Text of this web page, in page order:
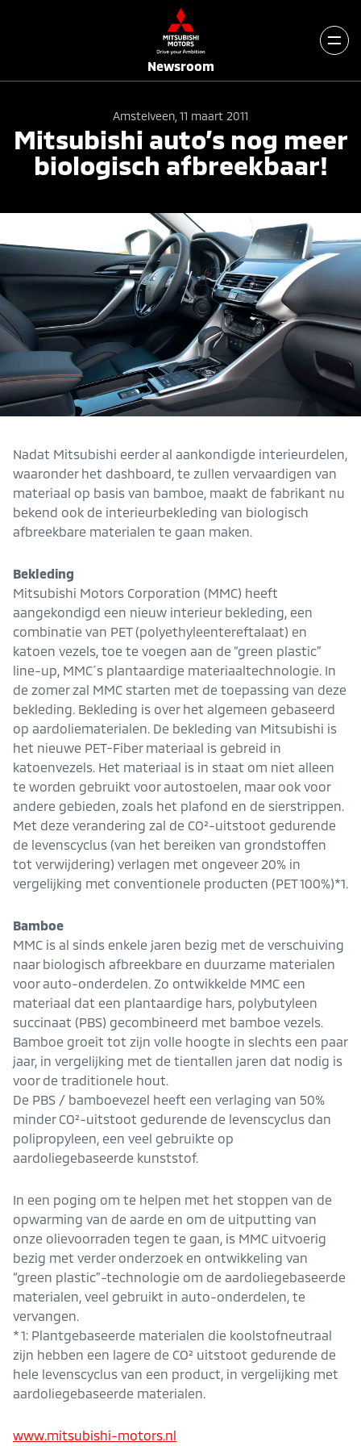
Newsroom
Amstelveen, 11 maart 2011
Mitsubishi auto’s nog meer
biologisch afbreekbaar!
Nadat Mitsubishi eerder al aankondigde interieurdelen,
waaronder het dashboard, te zullen vervaardigen van
materiaal op basis van bamboe, maakt de fabrikant nu
bekend ook de interieurbekleding van biologisch
afbreekbare materialen te gaan maken.
Bekleding
Mitsubishi Motors Corporation (MMC) heeft
aangekondigd een nieuw interieur bekleding, een
combinatie van PET (polyethyleentereftalaat) en
katoen vezels, toe te voegen aan de “green plastic”
line-up, MMC´s plantaardige materiaaltechnologie. In
de zomer zal MMC starten met de toepassing van deze
bekleding. Bekleding is over het algemeen gebaseerd
op aardoliematerialen. De bekleding van Mitsubishi is
het nieuwe PET-Fiber materiaal is gebreid in
katoenvezels. Het materiaal is in staat om niet alleen
te worden gebruikt voor autostoelen, maar ook voor
andere gebieden, zoals het plafond en de sierstrippen.
Met deze verandering zal de CO²-uitstoot gedurende
de levenscyclus (van het bereiken van grondstoffen
tot verwijdering) verlagen met ongeveer 20% in
vergelijking met conventionele producten (PET 100%)*1.
Bamboe
MMC is al sinds enkele jaren bezig met de verschuiving
naar biologisch afbreekbare en duurzame materialen
voor auto-onderdelen. Zo ontwikkelde MMC een
materiaal dat een plantaardige hars, polybutyleen
succinaat (PBS) gecombineerd met bamboe vezels.
Bamboe groeit tot zijn volle hoogte in slechts een paar
jaar, in vergelijking met de tientallen jaren dat nodig is
voor de traditionele hout.
De PBS / bamboevezel heeft een verlaging van 50%
minder CO²-uitstoot gedurende de levenscyclus dan
polipropyleen, een veel gebruikte op
aardoliegebaseerde kunststof.
In een poging om te helpen met het stoppen van de
opwarming van de aarde en om de uitputting van
onze olievoorraden tegen te gaan, is MMC uitvoerig
bezig met verder onderzoek en ontwikkeling van
“green plastic”-technologie om de aardoliegebaseerde
materialen, veel gebruikt in auto-onderdelen, te
vervangen.
* 1: Plantgebaseerde materialen die koolstofneutraal
zijn hebben een lagere de CO² uitstoot gedurende de
hele levenscyclus van een product, in vergelijking met
aardoliegebaseerde materialen.
www.mitsubishi-motors.nl